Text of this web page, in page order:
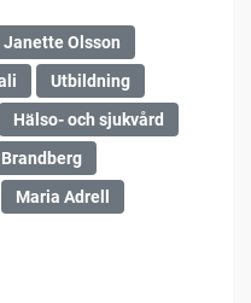
Janette Olsson
Utbildning
Hälso- och sjukvård
Maria Adrell